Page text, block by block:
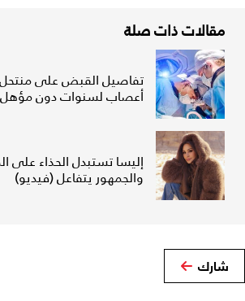
مقالات ذات صلة
تفاصيل القبض على
أعصاب لسنوات دون
إليسا تستبدل الحذاء على
والجمهور يتفاعل (فيديو)
شارك